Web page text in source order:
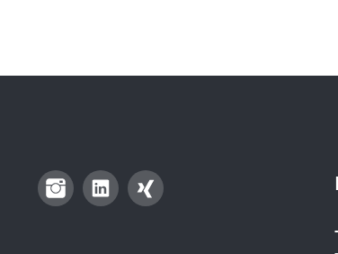
InstagramLinkedIn